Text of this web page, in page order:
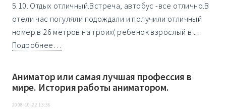
5.10. Отдых отличный.Встреча, автобус -все отлично.В
отели час погуляли подождали и получили отличный
номер в 26 метров на троих( ребенок взрослый в ...
Подробнее…
Аниматор или самая лучшая профессия в
мире. История работы аниматором.
2008-10-22 13:36